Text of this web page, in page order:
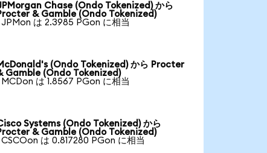
Chase (Ondo Tokenized) から
& Gamble (Ondo Tokenized)
JPMon は 2.3985 PGon に相当
(Ondo Tokenized) から Procter
Gamble (Ondo Tokenized)
MCDon は 1.8567 PGon に相当
Systems (Ondo Tokenized) から
& Gamble (Ondo Tokenized)
CSCOon は 0.817280 PGon に相当